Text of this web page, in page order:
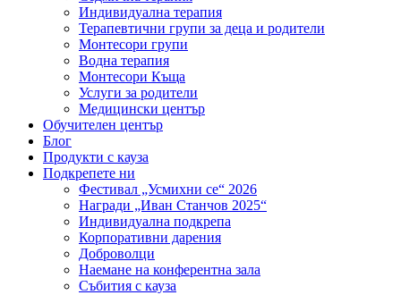
Индивидуална терапия
Терапевтични групи за деца и родители
Монтесори групи
Водна терапия
Монтесори Къща
Услуги за родители
Медицински център
Обучителен център
Блог
Продукти с кауза
Подкрепете ни
Фестивал „Усмихни се“ 2026
Награди „Иван Станчов 2025“
Индивидуална подкрепа
Корпоративни дарения
Доброволци
Наемане на конферентна зала
Събития с кауза